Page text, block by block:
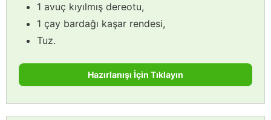
1 avuç kıyılmış dereotu,
1 çay bardağı kaşar rendesi,
Tuz.
Hazırlanışı İçin Tıklayın